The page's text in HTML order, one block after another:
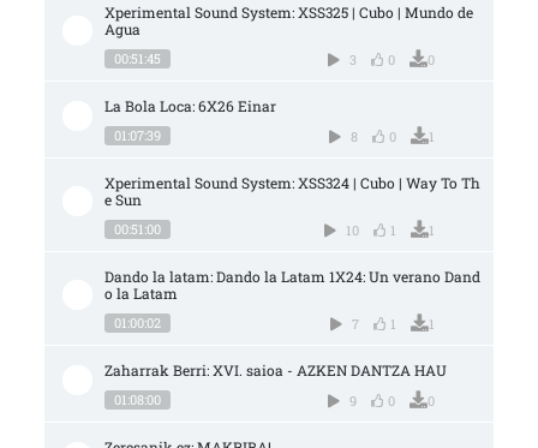
Xperimental Sound System: XSS325 | Cubo | Mundo de
Agua
00:51:45 3 0 0
La Bola Loca: 6X26 Einar
01:07:39 8 0 1
Xperimental Sound System: XSS324 | Cubo | Way To Th
e Sun
00:51:00 10 1 1
Dando la latam: Dando la Latam 1X24: Un verano Dand
o la Latam
01:00:02 7 1 1
Zaharrak Berri: XVI. saioa - AZKEN DANTZA HAU
01:08:00 9 0 0